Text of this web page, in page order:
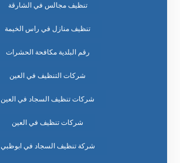
تنظيف مجالس في الشارقة
تنظيف منازل في راس الخيمة
رقم البلدية مكافحة الحشرات
شركات التنظيف في العين
شركات تنظيف السجاد في العين
شركات تنظيف في العين
شركة تنظيف السجاد في ابوظبي